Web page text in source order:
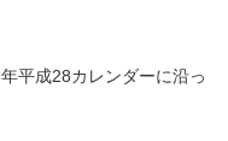
平成28カレンダーに沿っ